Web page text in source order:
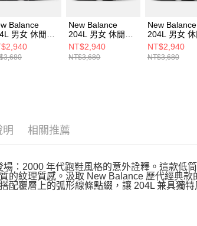
Balance
男女 休閒鞋
D
New Balance
204L 男女 休閒鞋
U204L5LA-D
NT$2,940
NT$3,680
New Balance
204L 男女 休
U204L3TH-D
NT$2,940
NT$3,680
明 相關推薦
場：2000 年代跑鞋風格的意外詮釋。這款低
的紋理質感。汲取 New Balance 歷代經典
配覆層上的弧形線條點綴，讓 204L 兼具獨特